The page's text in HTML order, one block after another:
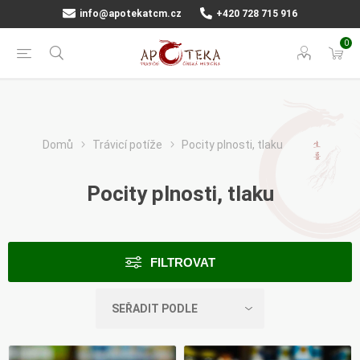
info@apotekatcm.cz +420 728 715 916
0
Domů Trávicí potíže Pocity plnosti, tlaku
Pocity plnosti, tlaku
FILTROVAT